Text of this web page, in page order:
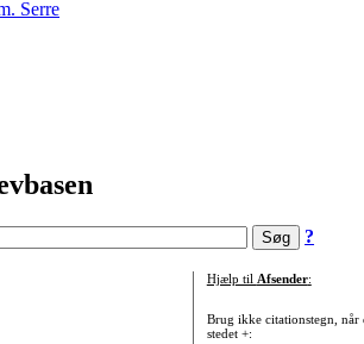
Serre
?
Hjælp til Afsender:
Brug ikke citationstegn, når
stedet +: